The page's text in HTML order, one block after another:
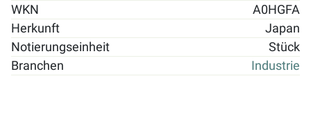
WKN
A0HGFA
Herkunft
Japan
Notierungseinheit
Stück
Branchen
Industrie